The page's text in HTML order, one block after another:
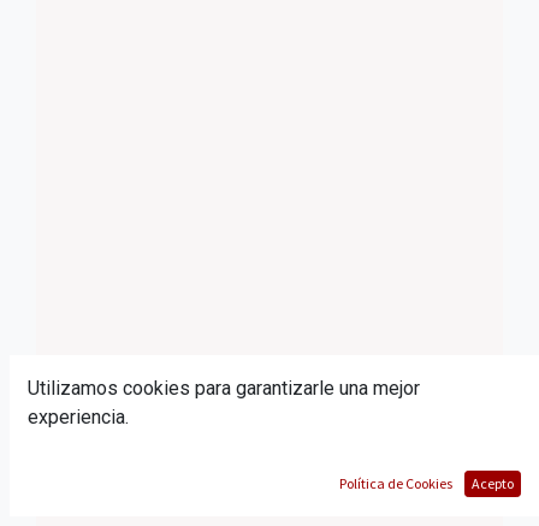
Utilizamos cookies para garantizarle una mejor
experiencia.
Política de Cookies Acepto